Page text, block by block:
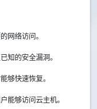
网络访问。
知的安全漏洞。
够快速恢复。
能够访问云主机。